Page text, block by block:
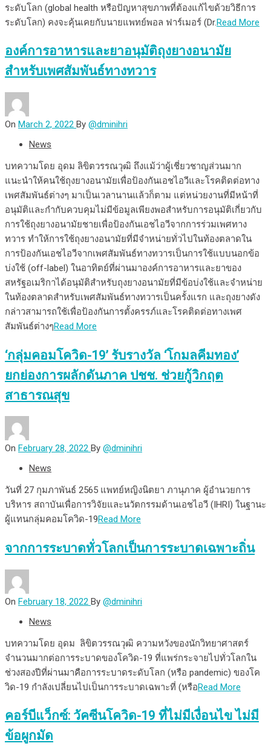
ระดับโลก (global health หรือปัญหาสุขภาพที่ต้องแก้ไขด้วยวิธีการ
ระดับโลก) คงจะคุ้นเคยกับนายแพทย์พอล ฟาร์เมอร์ (Dr.Read More
องค์การอาหารและยาอนุมัติถุงยางอนามัย
สำหรับเพศสัมพันธ์ทางทวาร
On March 2, 2022 By @dminihri
News
บทความโดย อุดม ลิขิตวรรณวุฒิ ถึงแม้ว่าผู้เชี่ยวชาญส่วนมาก
แนะนำให้คนใช้ถุงยางอนามัยเพื่อป้องกันเอชไอวีและโรคติดต่อทาง
เพศสัมพันธ์ต่างๆ มาเป็นเวลานานแล้วก็ตาม แต่หน่วยงานที่มีหน้าที่
อนุมัติและกำกับควบคุมไม่มีข้อมูลเพียงพอสำหรับการอนุมัติเกี่ยวกับ
การใช้ถุงยางอนามัยชายเพื่อป้องกันเอชไอวีจากการร่วมเพศทาง
ทวาร ทำให้การใช้ถุงยางอนามัยที่มีจำหน่ายทั่วไปในท้องตลาดใน
การป้องกันเอชไอวีจากเพศสัมพันธ์ทางทวารเป็นการใช้แบบนอกข้อ
บ่งใช้ (off-label) ในอาทิตย์ที่ผ่านมาองค์การอาหารและยาของ
สหรัฐอเมริกาได้อนุมัติสำหรับถุงยางอนามัยที่มีข้อบ่งใช้และจำหน่าย
ในท้องตลาดสำหรับเพศสัมพันธ์ทางทวารเป็นครั้งแรก และถุงยางดัง
กล่าวสามารถใช้เพื่อป้องกันการตั้งครรภ์และโรคติดต่อทางเพศ
สัมพันธ์ต่างๆRead More
‘กลุ่มคอมโควิด-19’ รับรางวัล ‘โกมลคีมทอง’
ยกย่องการผลักดันภาค ปชช. ช่วยกู้วิกฤต
สาธารณสุข
On February 28, 2022 By @dminihri
News
วันที่ 27 กุมภาพันธ์ 2565 แพทย์หญิงนิตยา ภานุภาค ผู้อำนวยการ
บริหาร สถาบันเพื่อการวิจัยและนวัตกรรมด้านเอชไอวี (IHRI) ในฐานะ
ผู้แทนกลุ่มคอมโควิด-19Read More
จากการระบาดทั่วโลกเป็นการระบาดเฉพาะถิ่น
On February 18, 2022 By @dminihri
News
บทความโดย อุดม ลิขิตวรรณวุฒิ ความหวังของนักวิทยาศาสตร์
จำนวนมากต่อการระบาดของโควิด-19 ที่แพร่กระจายไปทั่วโลกใน
ช่วงสองปีที่ผ่านมาคือการระบาดระดับโลก (หรือ pandemic) ของโค
วิด-19 กำลังเปลี่ยนไปเป็นการระบาดเฉพาะที่ (หรือRead More
คอร์บีแว็กซ์: วัคซีนโควิด-19 ที่ไม่มีเงื่อนไข ไม่มี
ข้อผูกมัด